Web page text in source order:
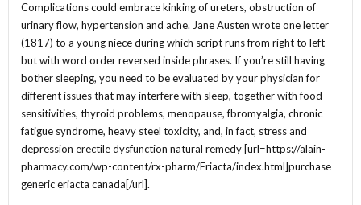
Complications could embrace kinking of ureters, obstruction of
urinary flow, hypertension and ache. Jane Austen wrote one letter
(1817) to a young niece during which script runs from right to left
but with word order reversed inside phrases. If you’re still having
bother sleeping, you need to be evaluated by your physician for
different issues that may interfere with sleep, together with food
sensitivities, thyroid problems, menopause, fbromyalgia, chronic
fatigue syndrome, heavy steel toxicity, and, in fact, stress and
depression erectile dysfunction natural remedy [url=https://alain-
pharmacy.com/wp-content/rx-pharm/Eriacta/index.html]purchase
generic eriacta canada[/url].